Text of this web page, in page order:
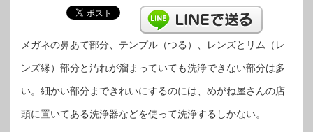
の
汚
を
波
ス
ッ
メガネの鼻あて部分、テンプル（つる）、レンズとリム（レ
ンズ縁）部分と汚れが溜まっていても洗浄できない部分は多
い。細かい部分まできれいにするのには、めがね屋さんの店
頭に置いてある洗浄器などを使って洗浄するしかない。